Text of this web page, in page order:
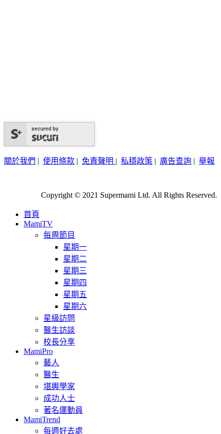
secured by
關於我們 | 使用條款 | 免責聲明 | 私穩政策 | 廣告查詢 | 舉報
Copyright © 2021 Supermami Ltd. All Rights Reserved.
首頁
MamiTV
每周節目
星期一
星期二
星期三
星期四
星期五
星期六
星級訪問
醫生訪談
校長分享
MamiPro
藝人
醫生
堪輿學家
成功人士
著名運動員
MamiTrend
每週好去處